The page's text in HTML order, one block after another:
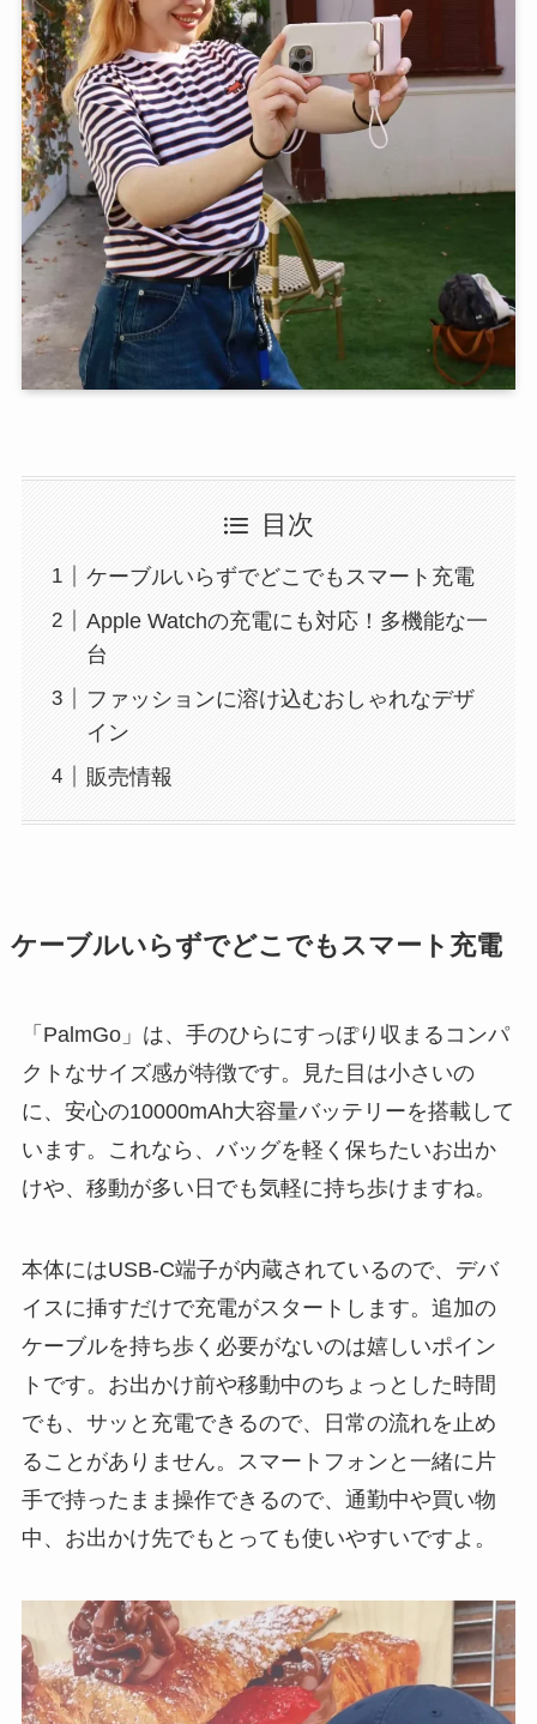
目次
ケーブルいらずでどこでもスマート充電
Apple Watchの充電にも対応！多機能な一
台
ファッションに溶け込むおしゃれなデザ
イン
販売情報
ケーブルいらずでどこでもスマート充電
「PalmGo」は、手のひらにすっぽり収まるコンパ
クトなサイズ感が特徴です。見た目は小さいの
に、安心の10000mAh大容量バッテリーを搭載して
います。これなら、バッグを軽く保ちたいお出か
けや、移動が多い日でも気軽に持ち歩けますね。
本体にはUSB-C端子が内蔵されているので、デバ
イスに挿すだけで充電がスタートします。追加の
ケーブルを持ち歩く必要がないのは嬉しいポイン
トです。お出かけ前や移動中のちょっとした時間
でも、サッと充電できるので、日常の流れを止め
ることがありません。スマートフォンと一緒に片
手で持ったまま操作できるので、通勤中や買い物
中、お出かけ先でもとっても使いやすいですよ。